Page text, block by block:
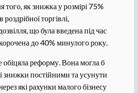
того, як знижка у розмірі 75%
торгівлі,
що була введена під час
до 40% минулого року.
реформу. Вона могла б
знижки постійними та усунути
які рахунки малого бізнесу